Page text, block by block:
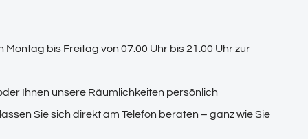
bis Freitag von 07.00 Uhr bis 21.00 Uhr zur
Ihnen unsere Räumlichkeiten persönlich
Sie sich direkt am Telefon beraten – ganz wie Sie